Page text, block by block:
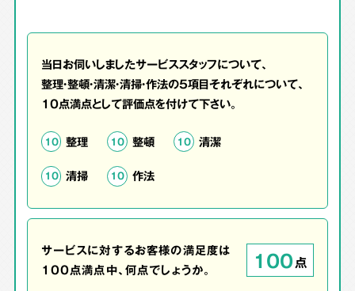
当日お伺いしましたサービススタッフについて、
整理・整頓・清潔・清掃・作法の5項目それぞれについて、
10点満点として評価点を付けて下さい。
10 整理 10 整頓 10 清潔
10 清掃 10 作法
サービスに対するお客様の満足度は
100点満点中、何点でしょうか。
100点